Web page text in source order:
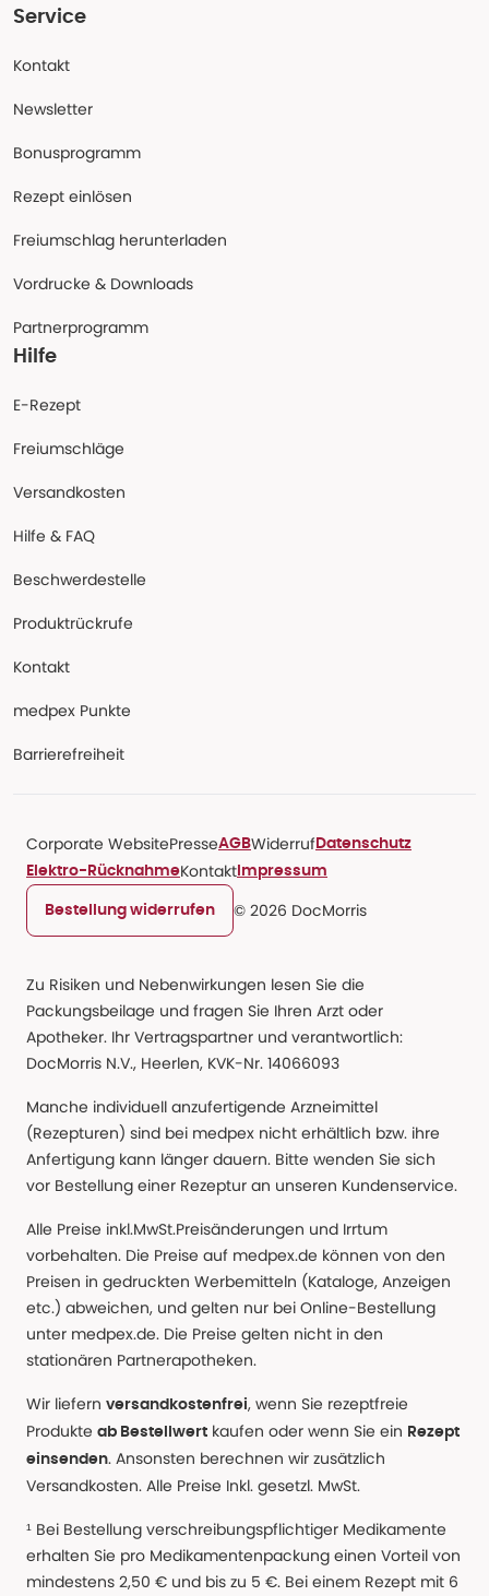
Service
Kontakt
Newsletter
Bonusprogramm
Rezept einlösen
Freiumschlag herunterladen
Vordrucke & Downloads
Partnerprogramm
Hilfe
E-Rezept
Freiumschläge
Versandkosten
Hilfe & FAQ
Beschwerdestelle
Produktrückrufe
Kontakt
medpex Punkte
Barrierefreiheit
Corporate WebsitePresseAGBWiderruf Datenschutz
Elektro-RücknahmeKontakt Impressum
Bestellung widerrufen © 2026 DocMorris
Zu Risiken und Nebenwirkungen lesen Sie die
Packungsbeilage und fragen Sie Ihren Arzt oder
Apotheker. Ihr Vertragspartner und verantwortlich:
DocMorris N.V., Heerlen, KVK-Nr. 14066093
Manche individuell anzufertigende Arzneimittel
(Rezepturen) sind bei medpex nicht erhältlich bzw. ihre
Anfertigung kann länger dauern. Bitte wenden Sie sich
vor Bestellung einer Rezeptur an unseren Kundenservice.
Alle Preise inkl.MwSt.Preisänderungen und Irrtum
vorbehalten. Die Preise auf medpex.de können von den
Preisen in gedruckten Werbemitteln (Kataloge, Anzeigen
etc.) abweichen, und gelten nur bei Online-Bestellung
unter medpex.de. Die Preise gelten nicht in den
stationären Partnerapotheken.
Wir liefern versandkostenfrei, wenn Sie rezeptfreie
Produkte ab Bestellwert kaufen oder wenn Sie ein Rezept
einsenden. Ansonsten berechnen wir zusätzlich
Versandkosten. Alle Preise Inkl. gesetzl. MwSt.
¹ Bei Bestellung verschreibungspflichtiger Medikamente
erhalten Sie pro Medikamentenpackung einen Vorteil von
mindestens 2,50 € und bis zu 5 €. Bei einem Rezept mit 6